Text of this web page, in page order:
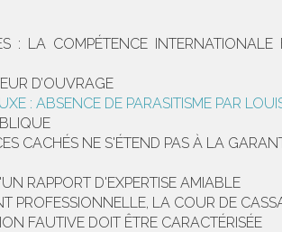
: LA COMPÉTENCE
D’OUVRAGE
: ABSENCE DE PARASITISME PAR
CACHÉS NE S'ÉTEND PAS À LA
RAPPORT D'EXPERTISE AMIABLE
PROFESSIONNELLE, LA COUR DE
FAUTIVE DOIT ÊTRE CARACTÉRISÉE